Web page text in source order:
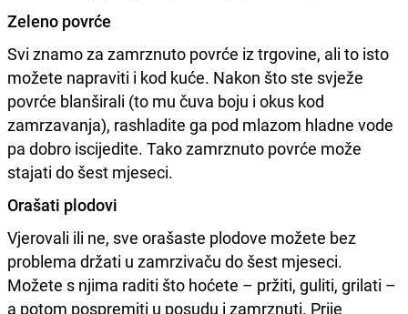
Zeleno povrće
Svi znamo za zamrznuto povrće iz trgovine, ali to isto
možete napraviti i kod kuće. Nakon što ste svježe
povrće blanširali (to mu čuva boju i okus kod
zamrzavanja), rashladite ga pod mlazom hladne vode
pa dobro iscijedite. Tako zamrznuto povrće može
stajati do šest mjeseci.
Orašati plodovi
Vjerovali ili ne, sve orašaste plodove možete bez
problema držati u zamrzivaču do šest mjeseci.
Možete s njima raditi što hoćete – pržiti, guliti, grilati –
a potom pospremiti u posudu i zamrznuti. Prije